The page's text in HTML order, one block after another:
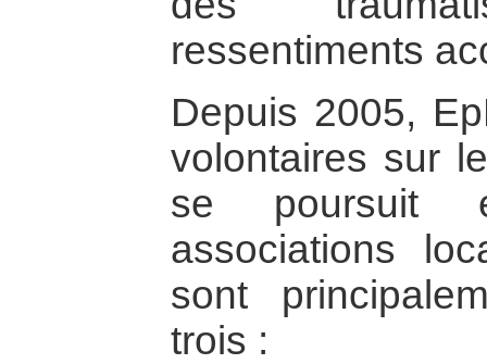
ressentiments
Depuis 2005,
volontaires sur
se poursuit
associations
sont
trois :